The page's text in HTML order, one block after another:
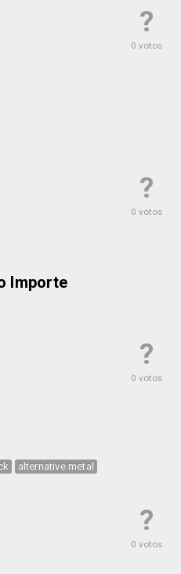
?
0 votos
?
0 votos
Importe
?
0 votos
alternative metal
?
0 votos